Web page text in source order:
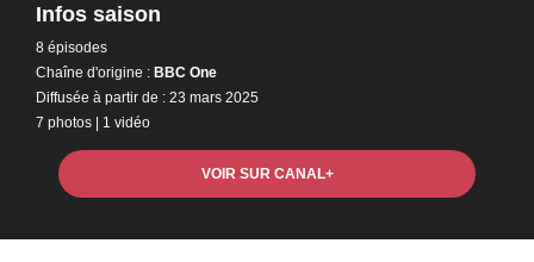
Infos saison
8 épisodes
Chaîne d'origine : BBC One
Diffusée à partir de : 23 mars 2025
7 photos | 1 vidéo
VOIR SUR CANAL+